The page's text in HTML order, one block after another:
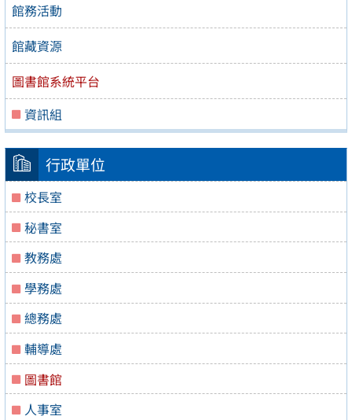
館務活動
館藏資源
圖書館系統平台
資訊組
行政單位
校長室
秘書室
教務處
學務處
總務處
輔導處
圖書館
人事室